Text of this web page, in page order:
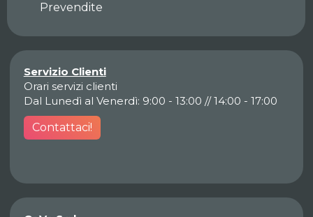
Prevendite
Servizio Clienti
Orari servizi clienti
Dal Lunedì al Venerdì: 9:00 - 13:00 // 14:00 - 17:00
Contattaci!